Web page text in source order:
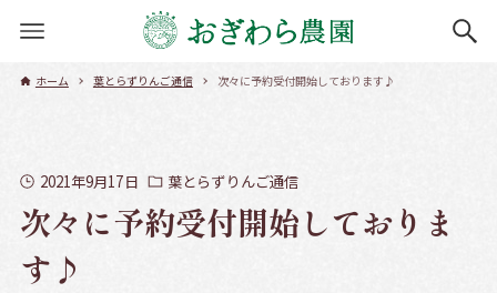
ホーム 葉とらずりんご通信 次々に予約受付開始しております♪
2021年9月17日 葉とらずりんご通信
次々に予約受付開始しておりま
す♪